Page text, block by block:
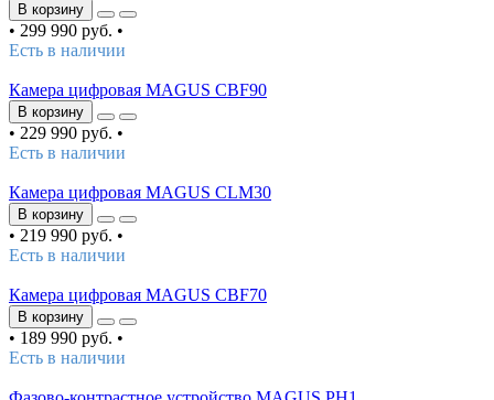
В корзину
• 299 990 руб. •
Есть в наличии
Камера цифровая MAGUS CBF90
В корзину
• 229 990 руб. •
Есть в наличии
Камера цифровая MAGUS CLM30
В корзину
• 219 990 руб. •
Есть в наличии
Камера цифровая MAGUS CBF70
В корзину
• 189 990 руб. •
Есть в наличии